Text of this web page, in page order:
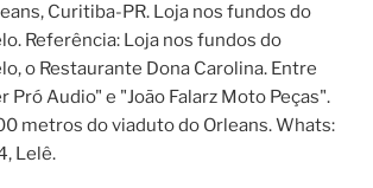
Curitiba-PR. Loja nos fundos do
Referência: Loja nos fundos do
o Restaurante Dona Carolina. Entre
Pró Audio" e "João Falarz Moto Peças".
metros do viaduto do Orleans. Whats:
Lelê.